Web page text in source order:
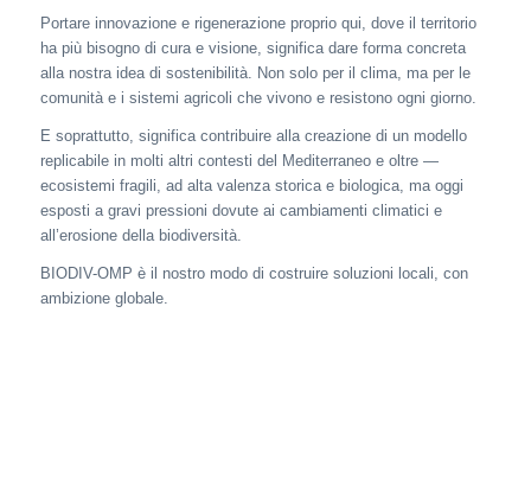
Portare innovazione e rigenerazione proprio qui, dove il territorio
ha più bisogno di cura e visione, significa dare forma concreta
alla nostra idea di sostenibilità. Non solo per il clima, ma per le
comunità e i sistemi agricoli che vivono e resistono ogni giorno.
E soprattutto, significa contribuire alla creazione di un modello
replicabile in molti altri contesti del Mediterraneo e oltre —
ecosistemi fragili, ad alta valenza storica e biologica, ma oggi
esposti a gravi pressioni dovute ai cambiamenti climatici e
all’erosione della biodiversità.
BIODIV-OMP è il nostro modo di costruire soluzioni locali, con
ambizione globale.